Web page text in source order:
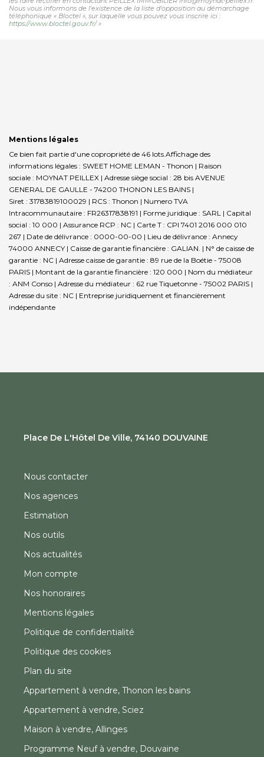
Nous vous informons de l'existence de la liste d'opposition au démarchage
téléphonique « Bloctel », sur laquelle vous pouvez vous inscrire ici :
https://www.bloctel.gouv.fr/»
Mentions légales
Ce bien fait partie d'une copropriété de 46 lots.Affichage des
informations légales : SWEET HOME LEMAN - Thonon | Raison
sociale : MOYNAT PEILLEX | Adresse siège social : 28 bis AVENUE
GENERAL DE GAULLE - 74200 THONON LES BAINS |
Siret : 31783819100029 | RCS : Thonon | Numero TVA
Intracommunautaire : FR26317838191 | Forme juridique : SARL | Capital
social : 10 000 | Assurance RCP : NC | Carte T : CPI 7401 2016 000 010
267 | Date de délivrance : 0000-00-00 | Lieu de délivrance : Annecy
74000 ANNECY | Caisse de garantie financière : GALIAN. | N° de caisse de
garantie : NC | Adresse caisse de garantie : 89 rue de la Boétie - 75008
PARIS | Montant de la garantie financière : 120 000 | Nom du médiateur
: ANM Conso | Adresse du médiateur : 62 rue Tiquetonne - 75002 PARIS |
Adresse du site : NC | Entreprise juridiquement et financièrement
indépendante
Place De L'Hôtel De Ville, 74140 DOUVAINE
28 Bis AVENUE GENERAL DE GAULLE, 74200
Nous contacter
Nos agences
Estimation
Nos outils
Nos actualités
Mon compte
Nos honoraires
Mentions légales
Politique de confidentialité
Politique des cookies
Plan du site
Appartement à vendre, Thonon les bains
Appartement à vendre, Sciez
Maison à vendre, Allinges
Programme Neuf à vendre, Douvaine